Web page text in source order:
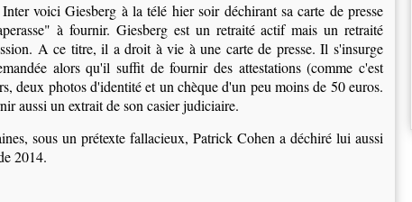
voici Giesberg à la télé hier soir déchirant sa carte de presse
à fournir. Giesberg est un retraité actif mais un retraité
A ce titre, il a droit à vie à une carte de presse. Il s'insurge
alors qu'il suffit de fournir des attestations (comme c'est
deux photos d'identité et un chèque d'un peu moins de 50 euros.
aussi un extrait de son casier judiciaire.
sous un prétexte fallacieux, Patrick Cohen a déchiré lui aussi
2014.